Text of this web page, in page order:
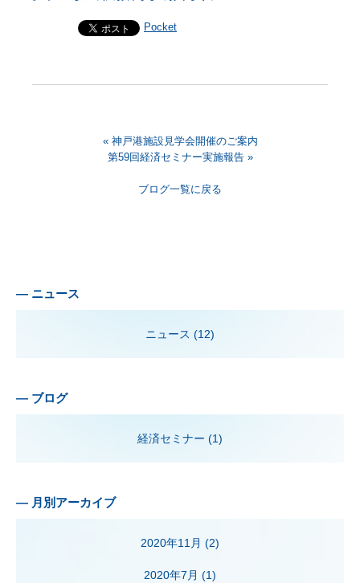
Pocket
« 神戸港施設見学会開催のご案内
第59回経済セミナー実施報告»
ブログ一覧に戻る
— ニュース
ニュース (12)
— ブログ
経済セミナー (1)
— 月別アーカイブ
2020年11月 (2)
2020年7月 (1)